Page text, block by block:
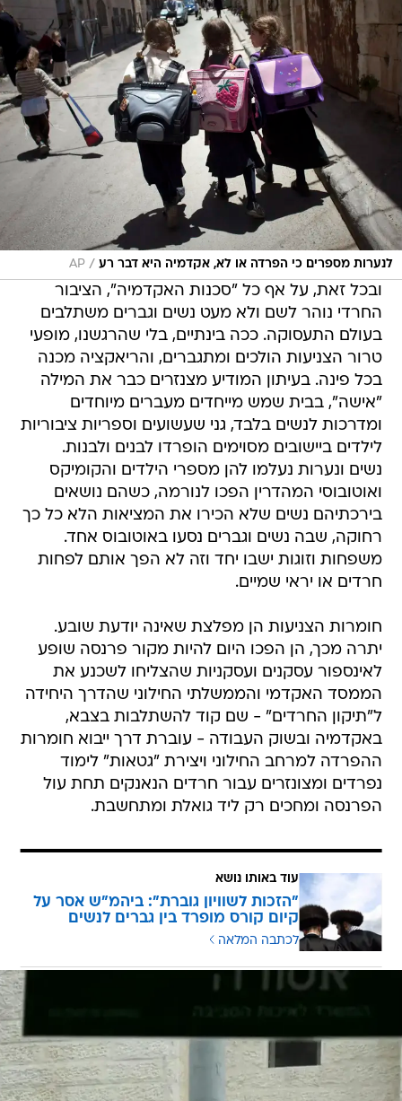
לנערות מספרים כי הפרדה או לא, אקדמיה היא דבר רע /
AP
ובכל זאת, על אף כל "סכנות האקדמיה", הציבור
החרדי נוהר לשם ולא מעט נשים וגברים משתלבים
בעולם התעסוקה. ככה בינתיים, בלי שהרגשנו, מופעי
טרור הצניעות הולכים ומתגברים, והריאקציה מכנה
בכל פינה. בעיתון המודיע מצנזרים כבר את המילה
"אישה", בבית שמש מייחדים מעברים מיוחדים
ומדרכות לנשים בלבד, גני שעשועים וספריות ציבוריות
לילדים ביישובים מסוימים הופרדו לבנים ולבנות.
נשים ונערות נעלמו להן מספרי הילדים והקומיקס
ואוטובוסי המהדרין הפכו לנורמה, כשהם נושאים
בירכתיהם נשים שלא הכירו את המציאות הלא כל כך
רחוקה, שבה נשים וגברים נסעו באוטובוס אחד.
משפחות וזוגות ישבו יחד וזה לא הפך אותם לפחות
חרדים או יראי שמיים.
חומרות הצניעות הן מפלצת שאינה יודעת שובע.
יתרה מכך, הן הפכו היום להיות מקור פרנסה שופע
לאינספור עסקנים ועסקניות שהצליחו לשכנע את
הממסד האקדמי והממשלתי החילוני שהדרך היחידה
ל"תיקון החרדים" - שם קוד להשתלבות בצבא,
באקדמיה ובשוק העבודה - עוברת דרך ייבוא חומרות
ההפרדה למרחב החילוני ויצירת "גטאות" לימוד
נפרדים ומצונזרים עבור חרדים הנאנקים תחת עול
הפרנסה ומחכים רק ליד גואלת ומתחשבת.
עוד באותו נושא
"הזכות לשוויון גוברת": ביהמ"ש אסר על
קיום קורס מופרד בין גברים לנשים
לכתבה המלאה